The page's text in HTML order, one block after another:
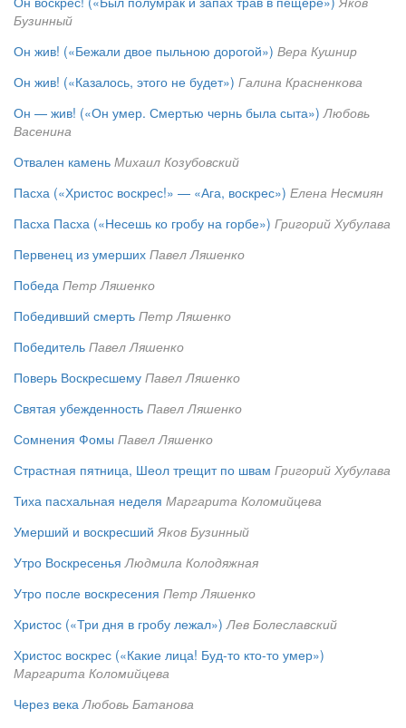
Бузинный
Он жив! («Бежали двое пыльною дорогой») Вера Кушнир
Он жив! («Казалось, этого не будет») Галина Красненкова
Он — жив! («Он умер. Смертью чернь была сыта») Любовь
Васенина
Отвален камень Михаил Козубовский
Пасха («Христос воскрес!» — «Ага, воскрес») Елена Несмиян
Пасха Пасха («Несешь ко гробу на горбе») Григорий Хубулава
Первенец из умерших Павел Ляшенко
Победа Петр Ляшенко
Победивший смерть Петр Ляшенко
Победитель Павел Ляшенко
Поверь Воскресшему Павел Ляшенко
Святая убежденность Павел Ляшенко
Сомнения Фомы Павел Ляшенко
Страстная пятница, Шеол трещит по швам Григорий Хубулава
Тиха пасхальная неделя Маргарита Коломийцева
Умерший и воскресший Яков Бузинный
Утро Воскресенья Людмила Колодяжная
Утро после воскресения Петр Ляшенко
Христос («Три дня в гробу лежал») Лев Болеславский
Христос воскрес («Какие лица! Буд-то кто-то умер»)
Маргарита Коломийцева
Через века Любовь Батанова